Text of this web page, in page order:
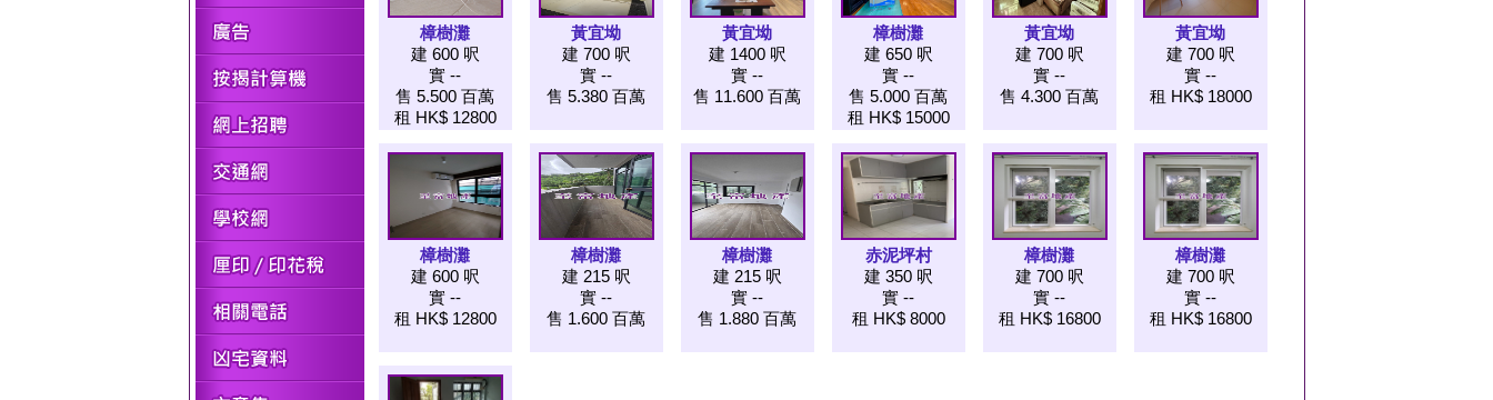
樟樹灘
建 600 呎
實 --
售 5.500 百萬
租 HK$ 12800
黃宜坳
建 700 呎
實 --
售 5.380 百萬
黃宜坳
建 1400 呎
實 --
售 11.600 百萬
樟樹灘
建 650 呎
實 --
售 5.000 百萬
租 HK$ 15000
黃宜坳
建 700 呎
實 --
售 4.300 百萬
黃宜坳
建 700 呎
實 --
租 HK$ 18000
樟樹灘
建 600 呎
實 --
租 HK$ 12800
樟樹灘
建 215 呎
實 --
售 1.600 百萬
樟樹灘
建 215 呎
實 --
售 1.880 百萬
赤泥坪村
建 350 呎
實 --
租 HK$ 8000
樟樹灘
建 700 呎
實 --
租 HK$ 16800
樟樹灘
建 700 呎
實 --
租 HK$ 16800